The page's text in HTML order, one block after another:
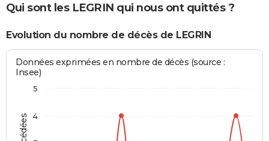
Qui sont les LEGRIN qui nous ont quittés ?
Evolution du nombre de décès de LEGRIN
Données exprimées en nombre de décès (source :
Insee)
4
5